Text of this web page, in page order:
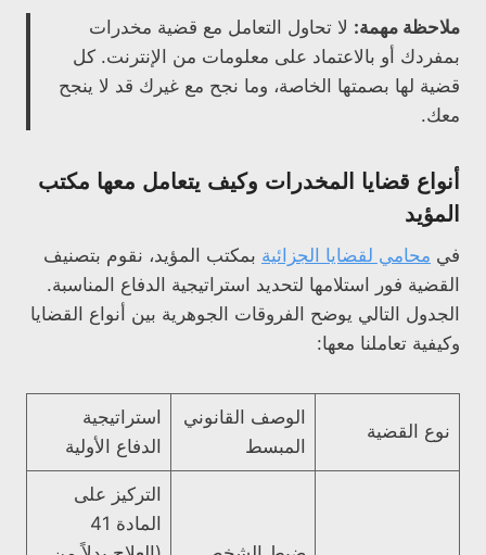
ملاحظة مهمة: لا تحاول التعامل مع قضية مخدرات
بمفردك أو بالاعتماد على معلومات من الإنترنت. كل
قضية لها بصمتها الخاصة، وما نجح مع غيرك قد لا ينجح
معك.
أنواع قضايا المخدرات وكيف يتعامل معها مكتب
المؤيد
في محامي لقضايا الجزائية بمكتب المؤيد، نقوم بتصنيف
القضية فور استلامها لتحديد استراتيجية الدفاع المناسبة.
الجدول التالي يوضح الفروقات الجوهرية بين أنواع القضايا
وكيفية تعاملنا معها:
نوع القضية
الوصف القانوني
المبسط
استراتيجية
الدفاع الأولية
التركيز على
المادة 41